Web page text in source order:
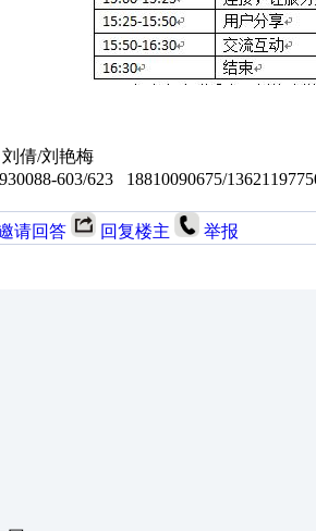
倩/刘艳梅
603/623 18810090675/
请回答 回复楼主 举报